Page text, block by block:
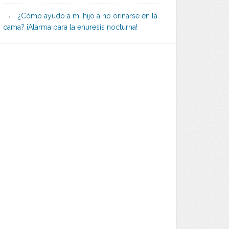
¿Cómo ayudo a mi hijo a no orinarse en la
cama? ¡Alarma para la enuresis nocturna!